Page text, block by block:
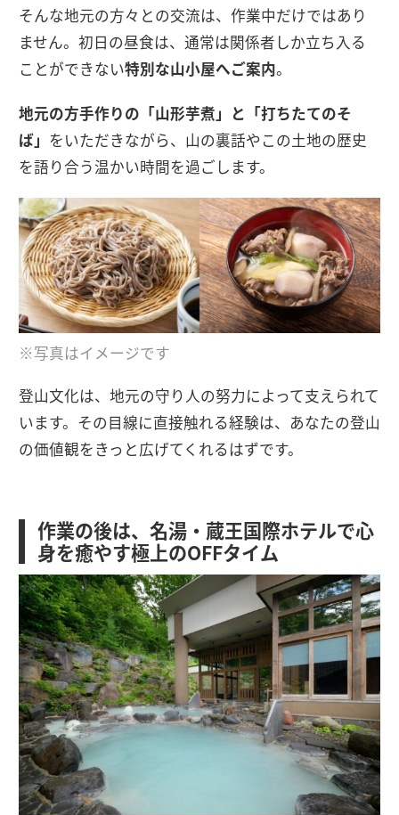
そんな地元の方々との交流は、作業中だけではあり
ません。初日の昼食は、通常は関係者しか立ち入る
ことができない特別な山小屋へご案内。
地元の方手作りの「山形芋煮」と「打ちたてのそ
ば」 をいただきながら、山の裏話やこの土地の歴史
を語り合う温かい時間を過ごします。
※写真はイメージです
登山文化は、地元の守り人の努力によって支えられて
います。その目線に直接触れる経験は、あなたの登山
の価値観をきっと広げてくれるはずです。
作業の後は、名湯・蔵王国際ホテルで心
身を癒やす極上のOFFタイム